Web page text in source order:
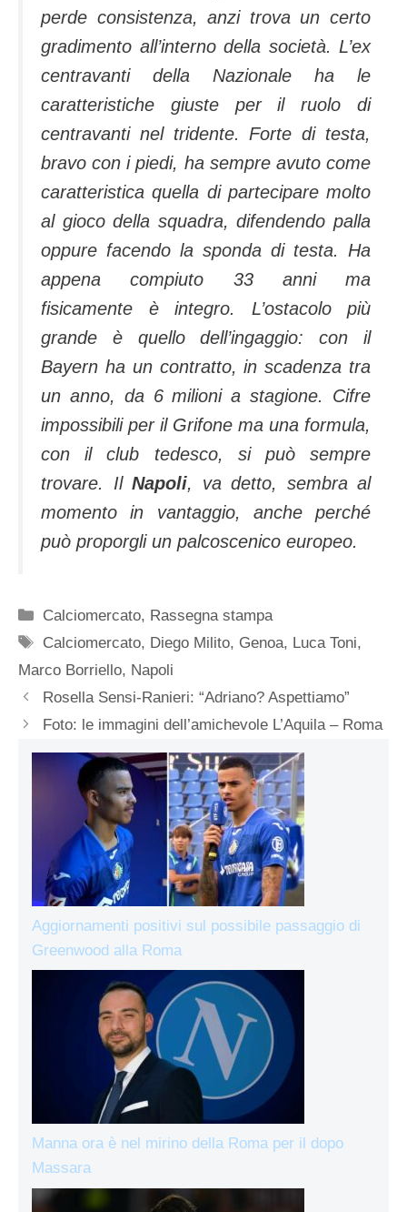
perde consistenza, anzi trova un certo
gradimento all’interno della società. L’ex
centravanti della Nazionale ha le
caratteristiche giuste per il ruolo di
centravanti nel tridente. Forte di testa,
bravo con i piedi, ha sempre avuto come
caratteristica quella di partecipare molto
al gioco della squadra, difendendo palla
oppure facendo la sponda di testa. Ha
appena compiuto 33 anni ma
fisicamente è integro. L’ostacolo più
grande è quello dell’ingaggio: con il
Bayern ha un contratto, in scadenza tra
un anno, da 6 milioni a stagione. Cifre
impossibili per il Grifone ma una formula,
con il club tedesco, si può sempre
trovare. Il Napoli, va detto, sembra al
momento in vantaggio, anche perché
può proporgli un palcoscenico europeo.
Categorie
Calciomercato, Rassegna stampa
Tag
Calciomercato, Diego Milito, Genoa, Luca Toni,
Marco Borriello, Napoli
Rosella Sensi-Ranieri: “Adriano? Aspettiamo”
Foto: le immagini dell’amichevole L’Aquila – Roma
Aggiornamenti positivi sul possibile passaggio di
Greenwood alla Roma
Manna ora è nel mirino della Roma per il dopo
Massara